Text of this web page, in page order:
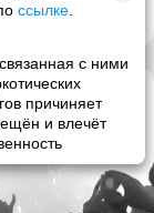
ссылке
с ними
причиняет
и влечёт